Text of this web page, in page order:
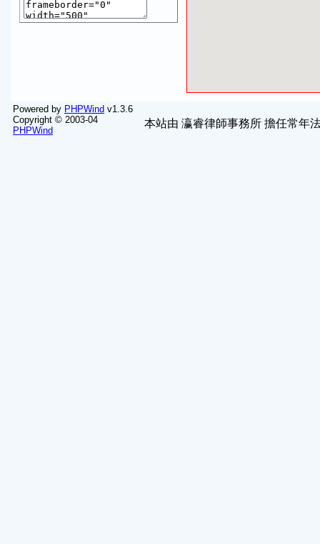
Powered by PHPWind v1.3.6
Copyright © 2003-04
PHPWind
本站由 瀛睿律師事務所 擔任常年